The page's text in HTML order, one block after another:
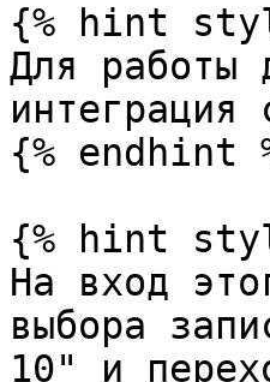
{% hint
Для работы
интеграция
{% endhint
{% hint
На вход
выбора
10" и